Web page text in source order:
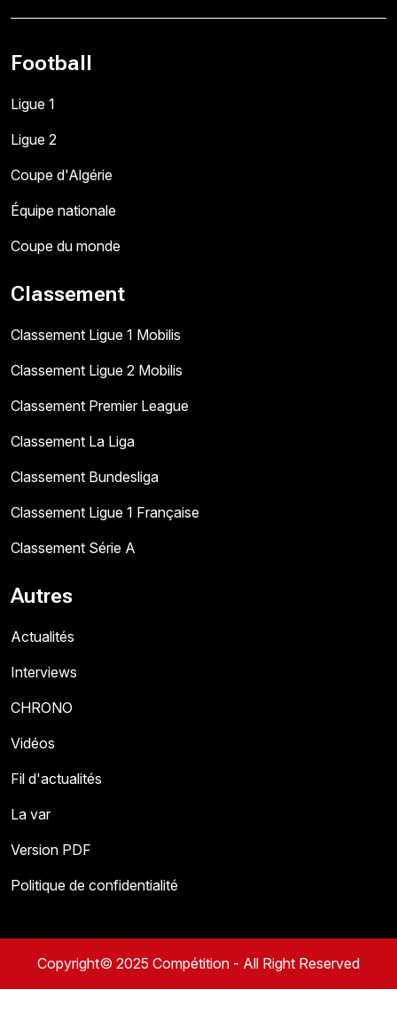
Football
Ligue 1
Ligue 2
Coupe d'Algérie
Équipe nationale
Coupe du monde
Classement
Classement Ligue 1 Mobilis
Classement Ligue 2 Mobilis
Classement Premier League
Classement La Liga
Classement Bundesliga
Classement Ligue 1 Française
Classement Série A
Autres
Actualités
Interviews
CHRONO
Vidéos
Fil d'actualités
La var
Version PDF
Politique de confidentialité
Copyright© 2025 Compétition - All Right Reserved